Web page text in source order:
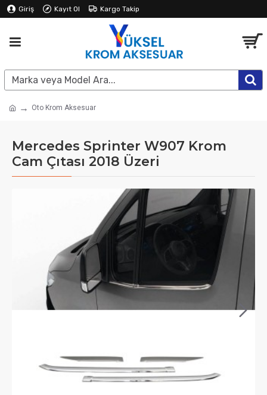
Giriş Kayıt Ol Kargo Takip
Oto Krom Aksesuar
Mercedes Sprinter W907 Krom
Cam Çıtası 2018 Üzeri